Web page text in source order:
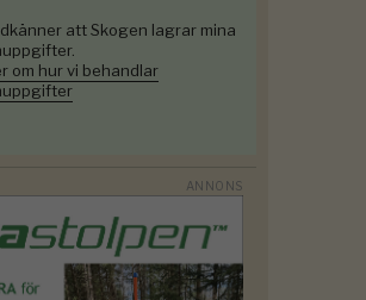
att Skogen lagrar mina
om hur vi behandlar